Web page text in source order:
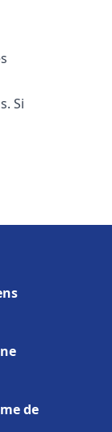
Si
de